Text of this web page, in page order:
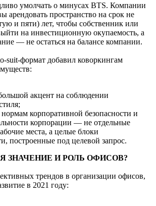
умолчать о минусах ВТS. Компании
арендовать пространство на срок не
и пяти) лет, чтобы собственник или
на инвестиционную окупаемость, а
— не остаться на балансе компании.
suit-формат добавил коворкингам
акцент на соблюдении
нормам корпоративной безопасности и
корпорации — не отдельные
места, а целые блоки
построенные под целевой запрос.
ЗНАЧЕНИЕ И РОЛЬ ОФИСОВ?
трендов в организации офисов,
в 2021 году: